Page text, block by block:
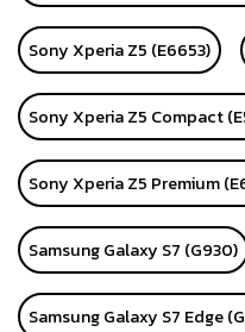
Sony Xperia Z5 (E6653)
Sony Xperia Z5 Compact
Sony Xperia Z5 Premium
Samsung Galaxy S7 (G930)
Samsung Galaxy S7 Edge